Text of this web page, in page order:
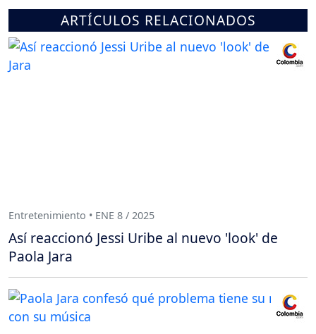
ARTÍCULOS RELACIONADOS
Entretenimiento • ENE 8 / 2025
Así reaccionó Jessi Uribe al nuevo 'look' de
Paola Jara